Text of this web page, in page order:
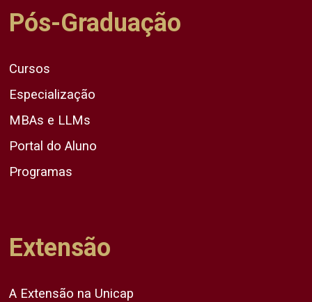
Pós-Graduação
Cursos
Especialização
MBAs e LLMs
Portal do Aluno
Programas
Extensão
A Extensão na Unicap